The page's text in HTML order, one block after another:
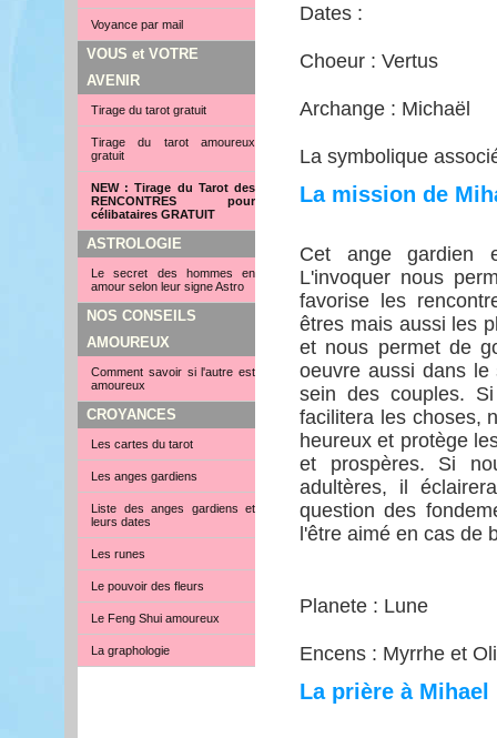
Voyance par mail
VOUS et VOTRE
AVENIR
Tirage du tarot gratuit
Tirage du tarot amoureux
gratuit
NEW : Tirage du Tarot des
RENCONTRES pour
célibataires GRATUIT
ASTROLOGIE
Le secret des hommes en
amour selon leur signe Astro
NOS CONSEILS
AMOUREUX
Comment savoir si l'autre est
amoureux
CROYANCES
Les cartes du tarot
Les anges gardiens
Liste des anges gardiens et
leurs dates
Les runes
Le pouvoir des fleurs
Le Feng Shui amoureux
La graphologie
Dates :
Choeur : Vertus
Archange : Michaël
La symbolique
La mission de
Cet ange gardien
L'invoquer nous
favorise les
êtres mais aussi les
et nous permet de
oeuvre aussi dans
sein des couples.
facilitera les choses,
heureux et protège
et prospères. Si
adultères, il
question des
l'être aimé en cas de
Planete : Lune
Encens : Myrrhe et
La prière à Mihael